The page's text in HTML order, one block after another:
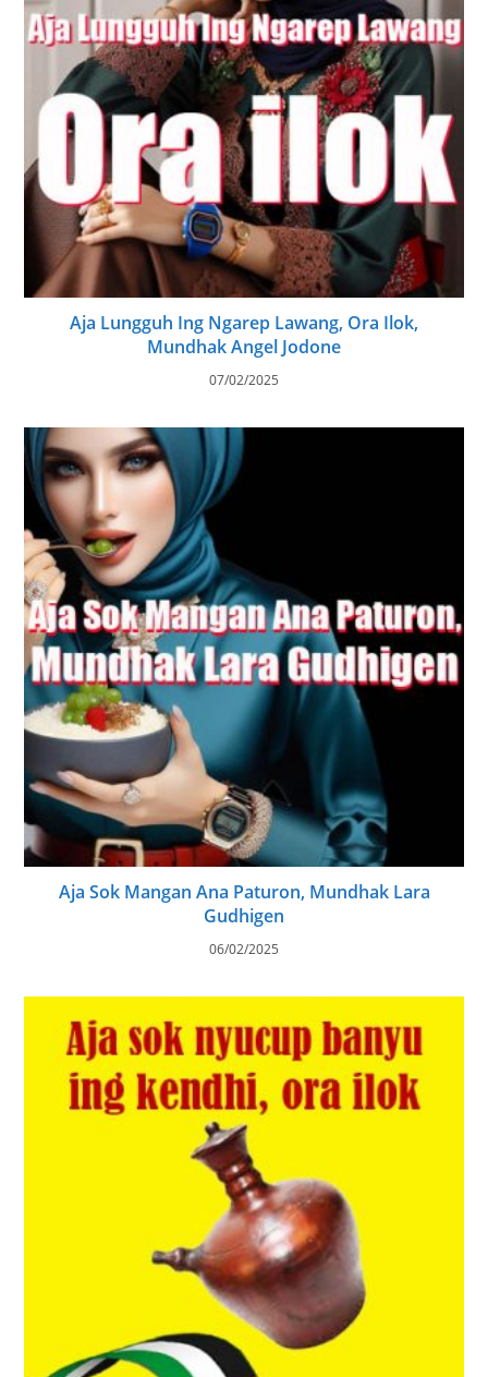
Aja Lungguh Ing Ngarep Lawang, Ora Ilok,
Mundhak Angel Jodone
07/02/2025
Aja Sok Mangan Ana Paturon, Mundhak Lara
Gudhigen
06/02/2025